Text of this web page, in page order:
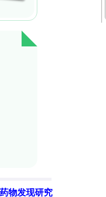
DNA产物包裹
2+
接酶、Phi29
Table S1及对
的截留，进
物发现研究